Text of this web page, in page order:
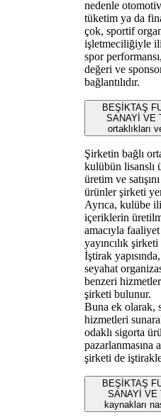
nedenle
tüketim ya da
çok, sportif
işletmeciliğiyle
spor
değeri ve
bağlantılıdır.
BEŞİKTAŞ
SANAYİ VE
ortaklıkları
Şirketin bağlı
kulübün lisanslı
üretim ve
ürünler şirketi
Ayrıca, kulübe
içeriklerin
amacıyla
yayıncılık
İştirak
seyahat
benzeri
şirketi bulunur.
Buna ek olarak,
hizmetleri
odaklı sigorta
pazarlanmasına
şirketi de
BEŞİKTAŞ
SANAYİ VE
kaynakları